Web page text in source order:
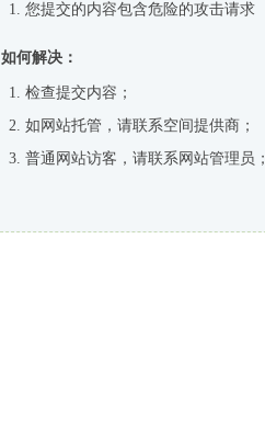
您提交的内容包含危险的攻击请求
如何解决：
检查提交内容；
如网站托管，请联系空间提供商；
普通网站访客，请联系网站管理员；